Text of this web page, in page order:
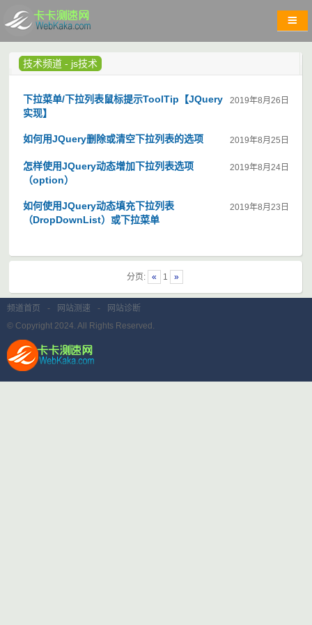
技术频道 - js技术
2019年8月26日
下拉菜单/下拉列表鼠标提示ToolTip【JQuery
实现】
2019年8月25日
如何用JQuery删除或清空下拉列表的选项
2019年8月24日
怎样使用JQuery动态增加下拉列表选项
（option）
2019年8月23日
如何使用JQuery动态填充下拉列表
（DropDownList）或下拉菜单
分页: « 1 »
频道首页 - 网站测速 -
网站诊断
© Copyright 2024. All Rights Reserved.